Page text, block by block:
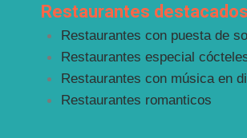
Restaurantes destacados
Restaurantes con puesta de
Restaurantes especial
Restaurantes con música en
Restaurantes romanticos